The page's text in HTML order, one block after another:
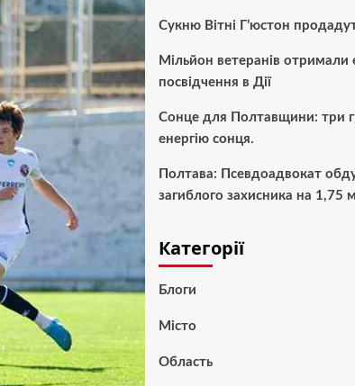
Сукню Вітні Г’юстон
Мільйон ветеранів отримали
посвідчення в Дії
Сонце для Полтавщини: три
енергію сонця.
Полтава: Псевдоадвокат
загиблого захисника на 1,75
Категорії
Блоги
Місто
Область